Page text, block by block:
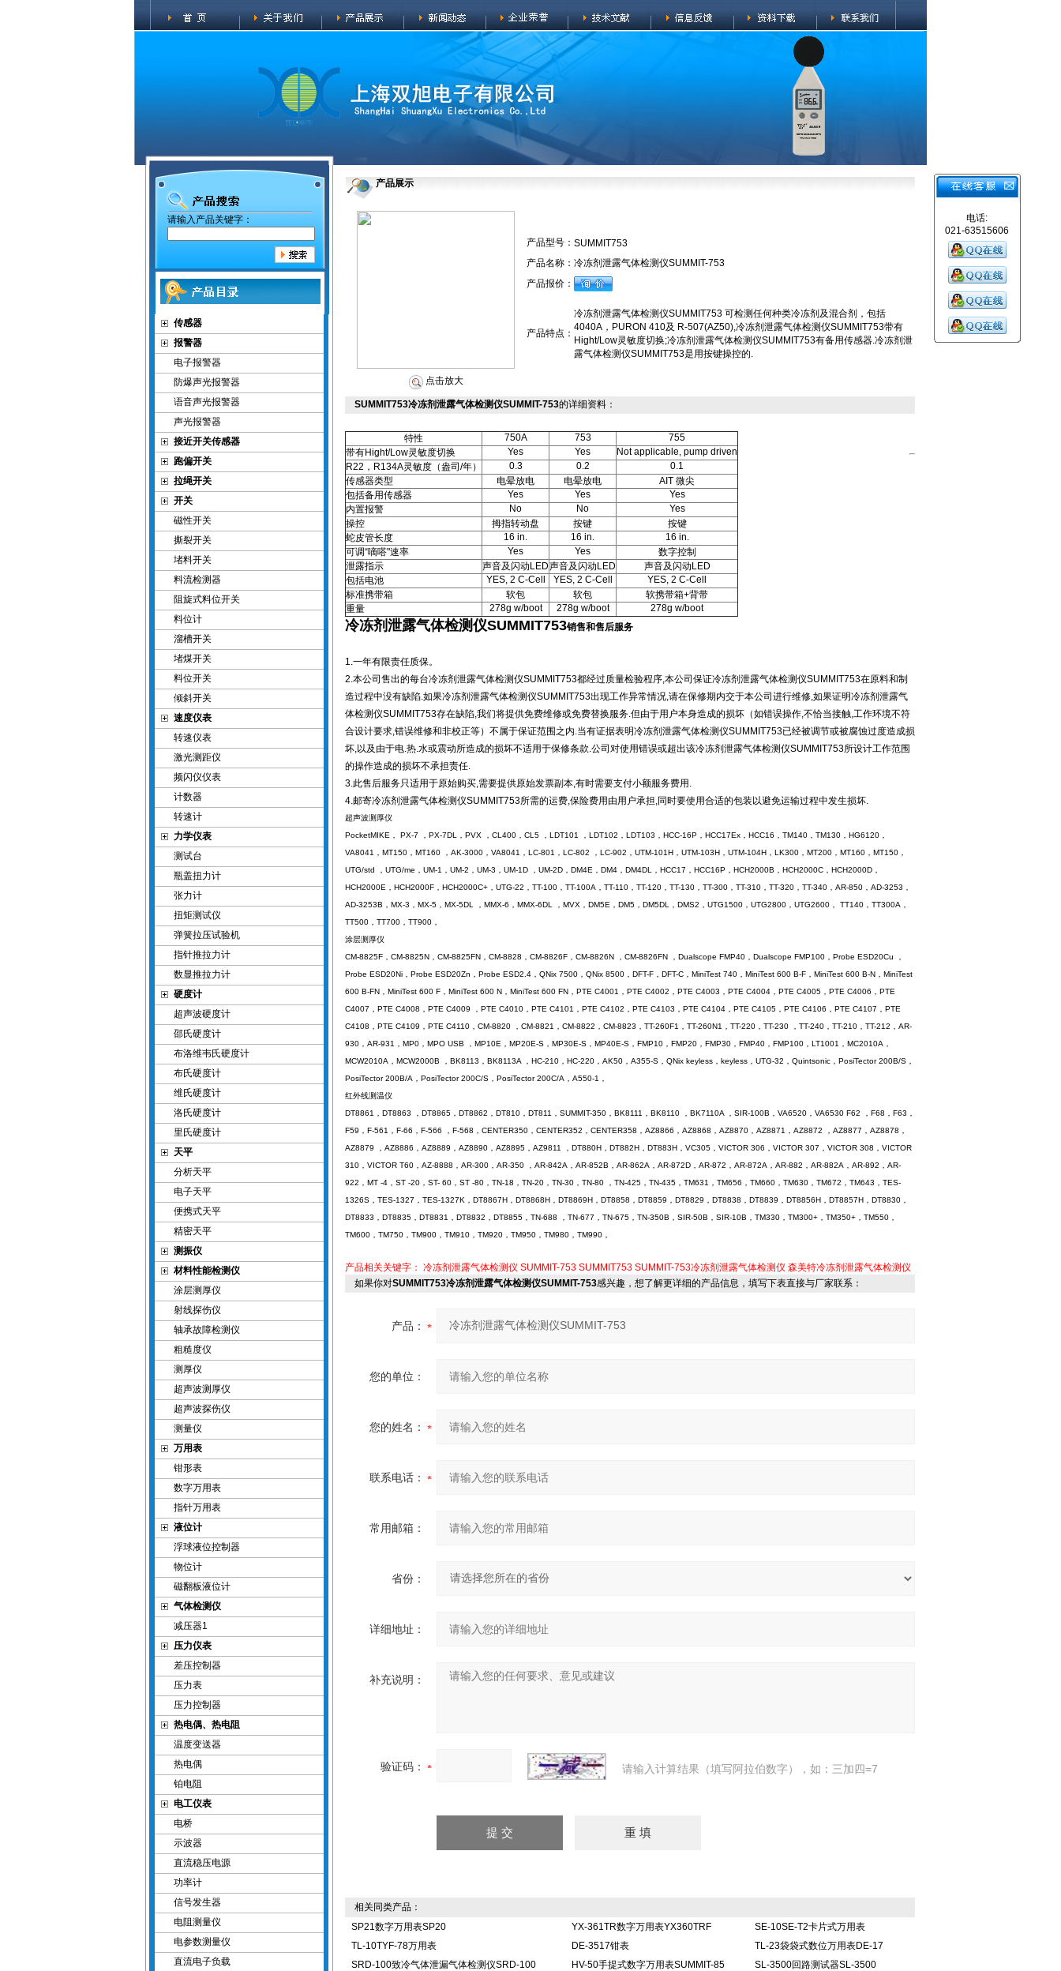
电话:
021-63515606
请输入产品关键字：
传感器
报警器
电子报警器
防爆声光报警器
语音声光报警器
声光报警器
接近开关传感器
跑偏开关
拉绳开关
开关
磁性开关
撕裂开关
堵料开关
料流检测器
阻旋式料位开关
料位计
溜槽开关
堵煤开关
料位开关
倾斜开关
速度仪表
转速仪表
激光测距仪
频闪仪仪表
计数器
转速计
力学仪表
测试台
瓶盖扭力计
张力计
扭矩测试仪
弹簧拉压试验机
指针推拉力计
数显推拉力计
硬度计
超声波硬度计
邵氏硬度计
布洛维韦氏硬度计
布氏硬度计
维氏硬度计
洛氏硬度计
里氏硬度计
天平
分析天平
电子天平
便携式天平
精密天平
测振仪
材料性能检测仪
涂层测厚仪
射线探伤仪
轴承故障检测仪
粗糙度仪
测厚仪
超声波测厚仪
超声波探伤仪
测量仪
万用表
钳形表
数字万用表
指针万用表
液位计
浮球液位控制器
物位计
磁翻板液位计
气体检测仪
减压器1
压力仪表
差压控制器
压力表
压力控制器
热电偶、热电阻
温度变送器
热电偶
铂电阻
电工仪表
电桥
示波器
直流稳压电源
功率计
信号发生器
电阻测量仪
电参数测量仪
直流电子负载
产品展示
点击放大
产品型号： SUMMIT753
产品名称： 冷冻剂泄露气体检测仪SUMMIT-753
产品报价：
产品特点：
冷冻剂泄露气体检测仪SUMMIT753 可检测任何种类冷冻剂及混合剂，包括
4040A，PURON 410及 R-507(AZ50),冷冻剂泄露气体检测仪SUMMIT753带有
Hight/Low灵敏度切换;冷冻剂泄露气体检测仪SUMMIT753有备用传感器.冷冻剂泄
露气体检测仪SUMMIT753是用按键操控的.
SUMMIT753冷冻剂泄露气体检测仪SUMMIT-753的详细资料：
特性 750A 753
755
带有Hight/Low灵敏度切换
Yes Yes
Not applicable, pump driven
R22，R134A灵敏度（盎司/年）
0.3 0.2
0.1
传感器类型
电晕放电 电晕放电
AIT 微尖
包括备用传感器
Yes Yes
Yes
内置报警
No No
Yes
操控
拇指转动盘 按键
按键
蛇皮管长度
16 in. 16 in.
16 in.
可调“嘀嗒"速率
Yes Yes
数字控制
泄露指示
声音及闪动LED声音及闪动LED
声音及闪动LED
包括电池
YES, 2 C-Cell YES, 2 C-Cell
YES, 2 C-Cell
标准携带箱
软包 软包
软携带箱+背带
重量
278g w/boot 278g w/boot 278g w/boot
冷冻剂泄露气体检测仪SUMMIT753销售和售后服务
1.一年有限责任质保。
2.本公司售出的每台冷冻剂泄露气体检测仪SUMMIT753都经过质量检验程序,本公司保证冷冻剂泄露气体检测仪SUMMIT753在原料和制
造过程中没有缺陷.如果冷冻剂泄露气体检测仪SUMMIT753出现工作异常情况,请在保修期内交于本公司进行维修,如果证明冷冻剂泄露气
体检测仪SUMMIT753存在缺陷,我们将提供免费维修或免费替换服务.但由于用户本身造成的损坏（如错误操作,不恰当接触,工作环境不符
合设计要求,错误维修和非校正等）不属于保证范围之内.当有证据表明冷冻剂泄露气体检测仪SUMMIT753已经被调节或被腐蚀过度造成损
坏,以及由于电.热.水或震动所造成的损坏不适用于保修条款.公司对使用错误或超出该冷冻剂泄露气体检测仪SUMMIT753所设计工作范围
的操作造成的损坏不承担责任.
3.此售后服务只适用于原始购买,需要提供原始发票副本,有时需要支付小额服务费用.
4.邮寄冷冻剂泄露气体检测仪SUMMIT753所需的运费,保险费用由用户承担,同时要使用合适的包装以避免运输过程中发生损坏.
超声波测厚仪
PocketMIKE， PX-7 ，PX-7DL，PVX ，CL400，CL5 ，LDT101 ，LDT102，LDT103，HCC-16P，HCC17Ex，HCC16，TM140，TM130，HG6120，
VA8041，MT150，MT160 ，AK-3000，VA8041，LC-801，LC-802 ，LC-902，UTM-101H，UTM-103H，UTM-104H，LK300，MT200，MT160，MT150，
UTG/std ，UTG/me，UM-1，UM-2，UM-3，UM-1D ，UM-2D，DM4E，DM4，DM4DL，HCC17，HCC16P，HCH2000B，HCH2000C，HCH2000D，
HCH2000E，HCH2000F，HCH2000C+，UTG-22，TT-100，TT-100A，TT-110，TT-120，TT-130，TT-300，TT-310，TT-320，TT-340，AR-850，AD-3253，
AD-3253B，MX-3，MX-5，MX-5DL ，MMX-6，MMX-6DL ，MVX，DM5E，DM5，DM5DL，DMS2，UTG1500，UTG2800，UTG2600， TT140，TT300A，
TT500，TT700，TT900，
涂层测厚仪
CM-8825F，CM-8825N，CM-8825FN，CM-8828，CM-8826F，CM-8826N ，CM-8826FN ，Dualscope FMP40，Dualscope FMP100，Probe ESD20Cu ，
Probe ESD20Ni，Probe ESD20Zn，Probe ESD2.4，QNix 7500，QNix 8500，DFT-F，DFT-C，MiniTest 740，MiniTest 600 B-F，MiniTest 600 B-N，MiniTest
600 B-FN，MiniTest 600 F，MiniTest 600 N，MiniTest 600 FN，PTE C4001，PTE C4002，PTE C4003，PTE C4004，PTE C4005，PTE C4006，PTE
C4007，PTE C4008，PTE C4009 ，PTE C4010，PTE C4101，PTE C4102，PTE C4103，PTE C4104，PTE C4105，PTE C4106，PTE C4107，PTE
C4108，PTE C4109，PTE C4110，CM-8820 ，CM-8821，CM-8822，CM-8823，TT-260F1，TT-260N1，TT-220，TT-230 ，TT-240，TT-210，TT-212，AR-
930，AR-931，MP0，MPO USB ，MP10E，MP20E-S，MP30E-S，MP40E-S，FMP10，FMP20，FMP30，FMP40，FMP100，LT1001，MC2010A，
MCW2010A，MCW2000B ，BK8113，BK8113A ，HC-210，HC-220，AK50，A355-S，QNix keyless，keyless，UTG-32，Quintsonic，PosiTector 200B/S，
PosiTector 200B/A，PosiTector 200C/S，PosiTector 200C/A，A550-1，
红外线测温仪
DT8861，DT8863 ，DT8865，DT8862，DT810，DT811，SUMMIT-350，BK8111，BK8110 ，BK7110A ，SIR-100B，VA6520，VA6530 F62 ，F68，F63，
F59，F-561，F-66，F-566 ，F-568，CENTER350，CENTER352，CENTER358，AZ8866，AZ8868，AZ8870，AZ8871，AZ8872 ，AZ8877，AZ8878，
AZ8879 ，AZ8886，AZ8889，AZ8890，AZ8895，AZ9811 ，DT880H，DT882H，DT883H，VC305，VICTOR 306，VICTOR 307，VICTOR 308，VICTOR
310，VICTOR T60，AZ-8888，AR-300，AR-350 ，AR-842A，AR-852B，AR-862A，AR-872D，AR-872，AR-872A，AR-882，AR-882A，AR-892，AR-
922，MT -4，ST -20，ST- 60，ST -80，TN-18，TN-20，TN-30，TN-80 ，TN-425，TN-435，TM631，TM656，TM660，TM630，TM672，TM643，TES-
1326S，TES-1327，TES-1327K，DT8867H，DT8868H，DT8869H，DT8858，DT8859，DT8829，DT8838，DT8839，DT8856H，DT8857H，DT8830，
DT8833，DT8835，DT8831，DT8832，DT8855，TN-688 ，TN-677，TN-675，TN-350B，SIR-50B，SIR-10B，TM330，TM300+，TM350+，TM550，
TM600，TM750，TM900，TM910，TM920，TM950，TM980，TM990，
产品相关关键字： 冷冻剂泄露气体检测仪 SUMMIT-753 SUMMIT753 SUMMIT-753冷冻剂泄露气体检测仪 森美特冷冻剂泄露气体检测仪
如果你对SUMMIT753冷冻剂泄露气体检测仪SUMMIT-753感兴趣，想了解更详细的产品信息，填写下表直接与厂家联系：
产品：
您的单位：
您的姓名：
联系电话：
常用邮箱：
省份：
详细地址：
补充说明：
验证码： 请输入计算结果（填写阿拉伯数字），如：三加四=7
相关同类产品：
SP21数字万用表SP20
YX-361TR数字万用表YX360TRF
SE-10SE-T2卡片式万用表
TL-10TYF-78万用表
DE-3517钳表
TL-23袋袋式数位万用表DE-17
SRD-100致冷气体泄漏气体检测仪SRD-100
HV-50手提式数字万用表SUMMIT-85
SL-3500回路测试器SL-3500